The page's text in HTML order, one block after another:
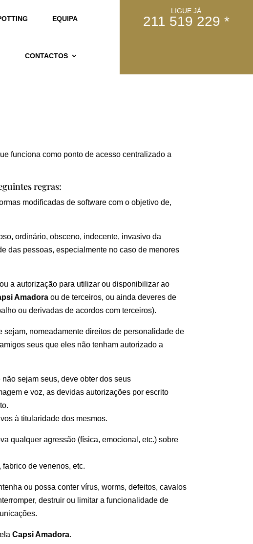
EQUIPA
CONTACTOS
LIGUE JÁ
211 519 229 *
funciona como ponto de acesso centralizado a
regras:
modificadas de software com o objetivo de,
ordinário, obsceno, indecente, invasivo da
das pessoas, especialmente no caso de menores
a autorização para utilizar ou disponibilizar ao
Amadora ou de terceiros, ou ainda deveres de
ou derivadas de acordos com terceiros).
nomeadamente direitos de personalidade de
seus que eles não tenham autorizado a
sejam seus, deve obter dos seus
e voz, as devidas autorizações por escrito
à titularidade dos mesmos.
qualquer agressão (física, emocional, etc.) sobre
de venenos, etc.
ou possa conter vírus, worms, defeitos, cavalos
destruir ou limitar a funcionalidade de
Capsi Amadora.